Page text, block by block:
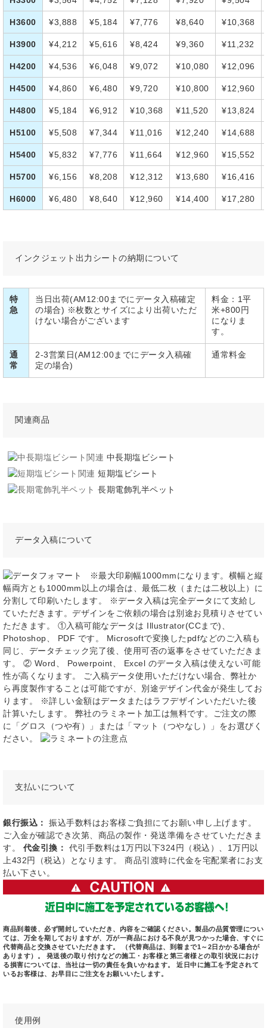
H3600 ¥3,888 ¥5,184 ¥7,776 ¥8,640 ¥10,368
H3900 ¥4,212 ¥5,616 ¥8,424 ¥9,360 ¥11,232
H4200 ¥4,536 ¥6,048 ¥9,072 ¥10,080 ¥12,096
H4500 ¥4,860 ¥6,480 ¥9,720 ¥10,800 ¥12,960
H4800 ¥5,184 ¥6,912 ¥10,368 ¥11,520 ¥13,824
H5100 ¥5,508 ¥7,344 ¥11,016 ¥12,240 ¥14,688
H5400 ¥5,832 ¥7,776 ¥11,664 ¥12,960 ¥15,552
H5700 ¥6,156 ¥8,208 ¥12,312 ¥13,680 ¥16,416
H6000 ¥6,480 ¥8,640 ¥12,960 ¥14,400 ¥17,280
インクジェット出力シートの納期について
特
急
当日出荷(AM12:00までにデータ入稿確定
の場合) ※枚数とサイズにより出荷いただ
けない場合がございます
料金：1平
米+800円
になりま
す。
通
常
2-3営業日(AM12:00までにデータ入稿確
定の場合)
通常料金
関連商品
中長期塩ビシート
短期塩ビシート
長期電飾乳半ペット
データ入稿について
※最大印刷幅1000mmになります。横幅と縦
幅両方とも1000mm以上の場合は、最低二枚（または二枚以上）に
分割して印刷いたします。 ※データ入稿は完全データにて支給し
ていただきます。デザインをご依頼の場合は別途お見積りさせてい
ただきます。 ①入稿可能なデータは Illustrator(CCまで)、
Photoshop、 PDF です。 Microsoftで変換したpdfなどのご入稿も
同じ、データチェック完了後、使用可否の返事をさせていただきま
す。 ② Word、 Powerpoint、 Excel のデータ入稿は使えない可能
性が高くなります。 ご入稿データ使用いただけない場合、弊社か
ら再度製作することは可能ですが、別途デザイン代金が発生してお
ります。 ※詳しい金額はデータまたはラフデザインいただいた後
計算いたします。 弊社のラミネート加工は無料です。ご注文の際
に「グロス（つや有）」または「マット（つやなし）」をお選びく
ださい。
支払いについて
銀行振込：
振込手数料はお客様ご負担にてお願い申し上げます。
ご入金が確認でき次第、商品の製作・発送準備をさせていただきま
す。 代金引換：
代引手数料は1万円以下324円（税込）、1万円以
上432円（税込）となります。 商品引渡時に代金を宅配業者にお支
払い下さい。
商品到着後、必ず開封していただき、内容をご確認ください。製品の品質管理につい
ては、万全を期しておりますが、万が一商品における不良が見つかった場合、すぐに
代替商品と交換させていただきます。 （代替商品は、到着まで1～2日かかる場合が
あります）。 発送後の取り付けなどの施工・お客様と第三者様との取引状況におけ
る損害については、当社は一切の責任を負いかねます。 近日中に施工を予定されて
いるお客様は、お早目にご注文をお願いいたします。
使用例